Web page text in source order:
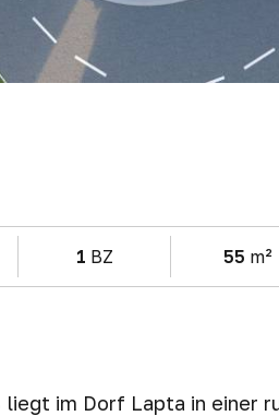
1 BZ 55 m²
im Dorf Lapta in einer